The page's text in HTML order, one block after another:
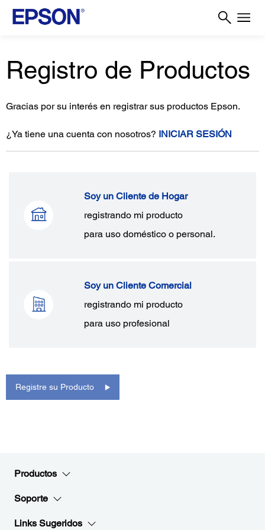
Registro de Productos
Gracias por su interés en registrar sus productos Epson.
¿Ya tiene una cuenta con nosotros? INICIAR SESIÓN
Soy un Cliente de Hogar
registrando mi producto
para uso doméstico o personal.
Soy un Cliente Comercial
registrando mi producto
para uso profesional
Registre su Producto
Productos
Soporte
Links Sugeridos